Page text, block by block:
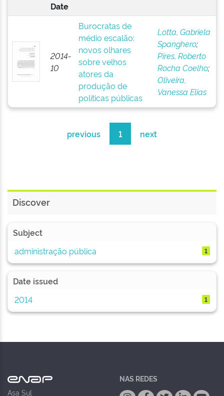
Date
2014-
10
Burocratas de
médio escalão:
novos olhares
sobre velhos
atores da
produção de
políticas públicas
Lotta, Gabriela
Spanghero;
Pires, Roberto
Rocha Coelho;
Oliveira,
Vanessa Elias
previous 1 next
Discover
Subject
administração pública
1
Date issued
2014
1
Asa Sul
NAS REDES